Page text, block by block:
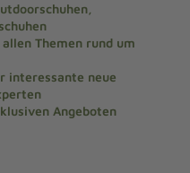
Themen rund um
interessante neue
Angeboten